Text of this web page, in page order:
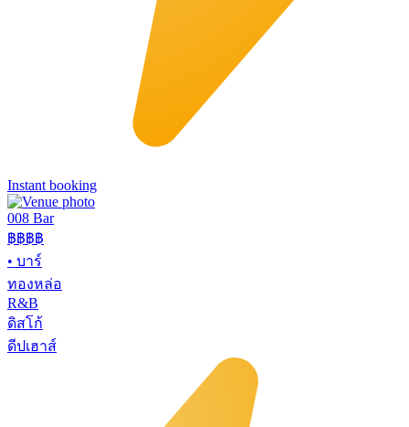
Instant booking
008 Bar
฿฿฿฿
• บาร์
ทองหล่อ
R&B
ดิสโก้
ดีปเฮาส์